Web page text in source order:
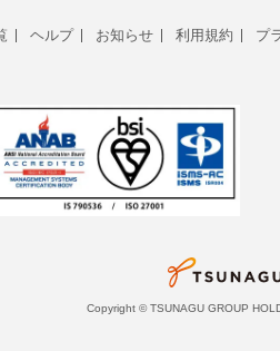
ヘルプ お知らせ 利用規約 プ
Copyright © TSUNAGU GROUP